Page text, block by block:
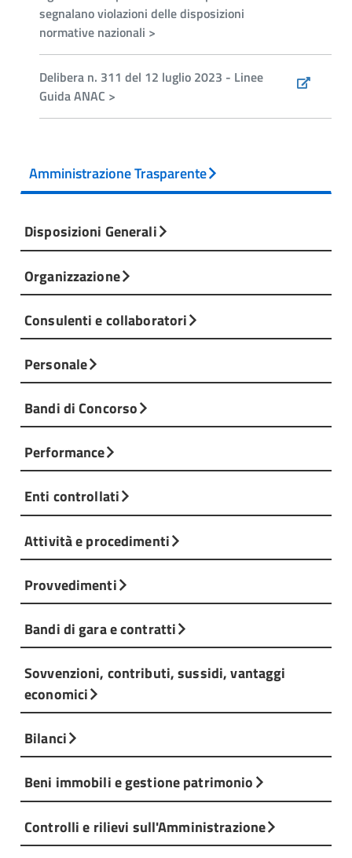
segnalano violazioni delle disposizioni
normative nazionali >
Delibera n. 311 del 12 luglio 2023 - Linee
Guida ANAC >
Amministrazione Trasparente
Disposizioni Generali
Organizzazione
Consulenti e collaboratori
Personale
Bandi di Concorso
Performance
Enti controllati
Attività e procedimenti
Provvedimenti
Bandi di gara e contratti
Sovvenzioni, contributi, sussidi, vantaggi
economici
Bilanci
Beni immobili e gestione patrimonio
Controlli e rilievi sull'Amministrazione